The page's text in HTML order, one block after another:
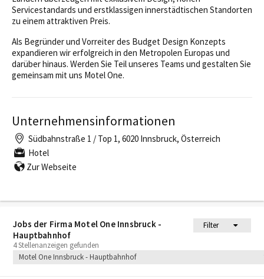
Jobs der Firma Motel One Innsbruck -
Hauptbahnhof
Filter
4 Stellenanzeigen gefunden
Motel One Innsbruck - Hauptbahnhof
Servicestandards und erstklassigen innerstädtischen Standorten
zu einem attraktiven Preis.
Als Begründer und Vorreiter des Budget Design Konzepts
expandieren wir erfolgreich in den Metropolen Europas und
darüber hinaus. Werden Sie Teil unseres Teams und gestalten Sie
gemeinsam mit uns Motel One.
Unternehmensinformationen
Südbahnstraße 1 / Top 1, 6020 Innsbruck, Österreich
Hotel
Zur Webseite